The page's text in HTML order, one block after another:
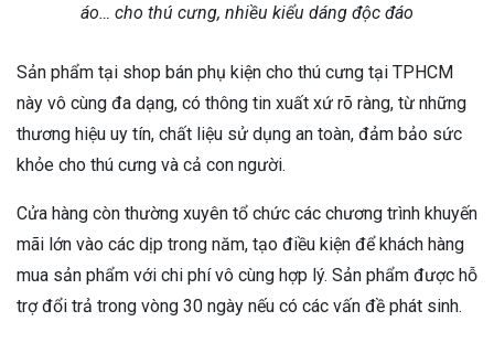
áo… cho thú cưng, nhiều kiểu dáng độc đáo
Sản phẩm tại shop bán phụ kiện cho thú cưng tại TPHCM
này vô cùng đa dạng, có thông tin xuất xứ rõ ràng, từ những
thương hiệu uy tín, chất liệu sử dụng an toàn, đảm bảo sức
khỏe cho thú cưng và cả con người.
Cửa hàng còn thường xuyên tổ chức các chương trình khuyến
mãi lớn vào các dịp trong năm, tạo điều kiện để khách hàng
mua sản phẩm với chi phí vô cùng hợp lý. Sản phẩm được hỗ
trợ đổi trả trong vòng 30 ngày nếu có các vấn đề phát sinh.